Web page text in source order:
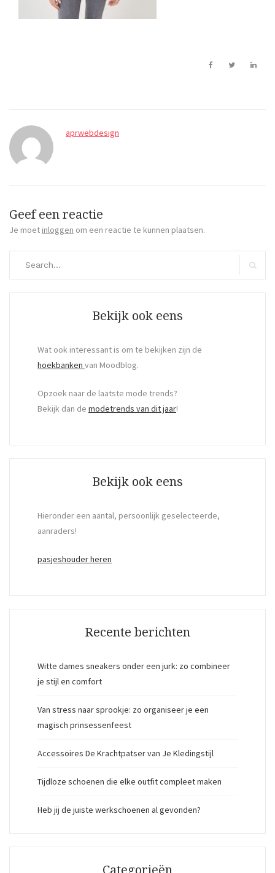
aprwebdesign
Geef een reactie
Je moet inloggen om een reactie te kunnen plaatsen.
Bekijk ook eens
Wat ook interessant is om te bekijken zijn de
hoekbanken van Moodblog.
Opzoek naar de laatste mode trends?
Bekijk dan de modetrends van dit jaar!
Bekijk ook eens
Hieronder een aantal, persoonlijk geselecteerde,
aanraders!
pasjeshouder heren
Recente berichten
Witte dames sneakers onder een jurk: zo combineer
je stijl en comfort
Van stress naar sprookje: zo organiseer je een
magisch prinsessenfeest
Accessoires De Krachtpatser van Je Kledingstijl
Tijdloze schoenen die elke outfit compleet maken
Heb jij de juiste werkschoenen al gevonden?